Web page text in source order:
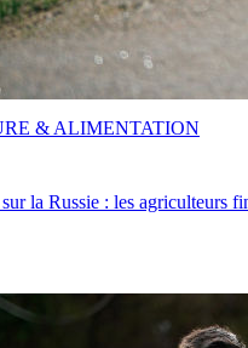
la Russie : les agriculteurs
& ALIMENTATION